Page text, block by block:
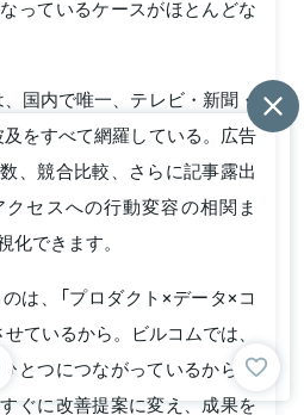
っているケースがほとんどな
、国内で唯一、テレビ・新聞・
をすべて網羅している。広告
、競合比較、さらに記事露出
セスへの行動変容の相関ま
化できます。
は、「プロダクト×データ×コ
ているから。ビルコムでは、
とつにつながっているからこ
ぐに改善提案に変え、成果を